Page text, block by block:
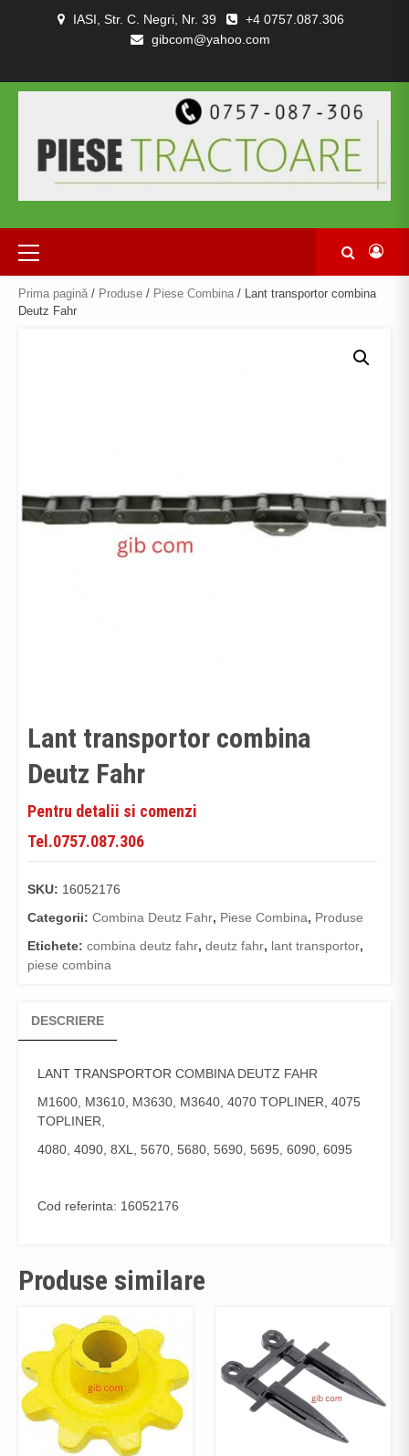
IASI, Str. C. Negri, Nr. 39
+4 0757.087.306
gibcom@yahoo.com
TRACTOARE
SI
COMBINE
NOI
DE
CONFIDENȚIALITATEA
SI
CONDITII
Primary
Menu
Prima pagină / Produse / Piese Combina / Lant transportor combina
Deutz Fahr
Lant transportor combina
Deutz Fahr
Pentru detalii si comenzi
Tel.0757.087.306
SKU: 16052176
Categorii: Combina Deutz Fahr, Piese Combina, Produse
Etichete: combina deutz fahr, deutz fahr, lant transportor,
piese combina
DESCRIERE
LANT TRANSPORTOR COMBINA DEUTZ FAHR
M1600, M3610, M3630, M3640, 4070 TOPLINER, 4075
TOPLINER,
4080, 4090, 8XL, 5670, 5680, 5690, 5695, 6090, 6095
Cod referinta: 16052176
Produse similare